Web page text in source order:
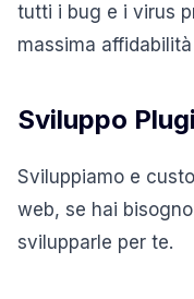
tutti i bug e i virus
massima
Sviluppo
Sviluppiamo e
web, se hai
svilupparle per te.